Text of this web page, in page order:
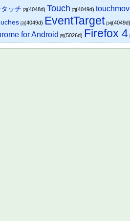
ッチ [2](4048d) Touch [7](4049d)
[3](4049d) EventTarget [14](4049d)
for Android [5](5026d) Firefox 4